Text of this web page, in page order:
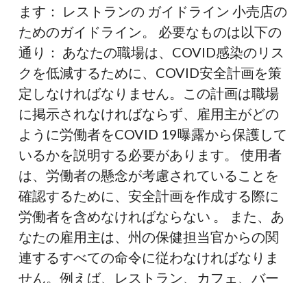
ます： レストランの ガイドライン 小売店の
ためのガイドライン。 必要なものは以下の
通り： あなたの職場は、COVID感染のリス
クを低減するために、COVID安全計画を策
定しなければなりません。この計画は職場
に掲示されなければならず、雇用主がどの
ように労働者をCOVID 19曝露から保護して
いるかを説明する必要があります。 使用者
は、労働者の懸念が考慮されていることを
確認するために、安全計画を作成する際に
労働者を含めなければならない 。 また、あ
なたの雇用主は、州の保健担当官からの関
連するすべての命令に従わなければなりま
せん。例えば、レストラン、カフェ、バー